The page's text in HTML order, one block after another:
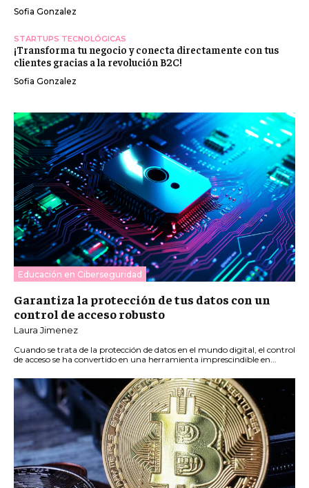
Sofia Gonzalez
STARTUPS TECNOLÓGICAS
¡Transforma tu negocio y conecta directamente con tus
clientes gracias a la revolución B2C!
Sofia Gonzalez
Educación en Ciberseguridad
Garantiza la protección de tus datos con un
control de acceso robusto
Laura Jimenez
Cuando se trata de la protección de datos en el mundo digital, el control
de acceso se ha convertido en una herramienta imprescindible en...